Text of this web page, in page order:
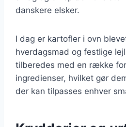
danskere elsker.
I dag er kartofler i ovn
hverdagsmad og festlige
tilberedes med en række
ingredienser, hvilket gør
der kan tilpasses enhver